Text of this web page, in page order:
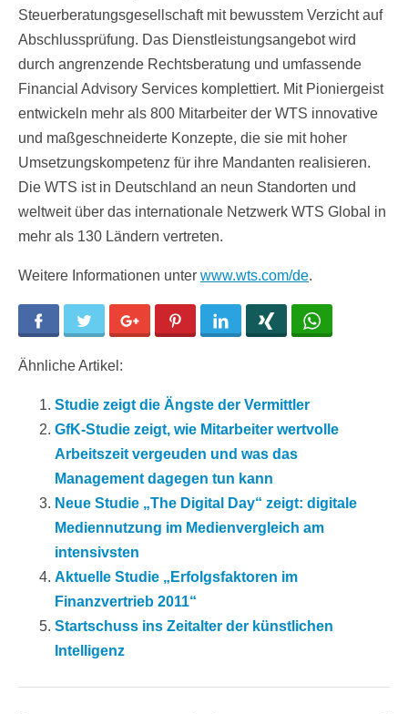
Steuerberatungsgesellschaft mit bewusstem Verzicht auf
Abschlussprüfung. Das Dienstleistungsangebot wird
durch angrenzende Rechtsberatung und umfassende
Financial Advisory Services komplettiert. Mit Pioniergeist
entwickeln mehr als 800 Mitarbeiter der WTS innovative
und maßgeschneiderte Konzepte, die sie mit hoher
Umsetzungskompetenz für ihre Mandanten realisieren.
Die WTS ist in Deutschland an neun Standorten und
weltweit über das internationale Netzwerk WTS Global in
mehr als 130 Ländern vertreten.
Weitere Informationen unter www.wts.com/de.
Facebook Twitter Google+ Pinterest LinkedIn
Ähnliche Artikel:
Studie zeigt die Ängste der Vermittler
GfK-Studie zeigt, wie Mitarbeiter wertvolle
Arbeitszeit vergeuden und was das
Management dagegen tun kann
Neue Studie „The Digital Day“ zeigt: digitale
Mediennutzung im Medienvergleich am
intensivsten
Aktuelle Studie „Erfolgsfaktoren im
Finanzvertrieb 2011“
Startschuss ins Zeitalter der künstlichen
Intelligenz